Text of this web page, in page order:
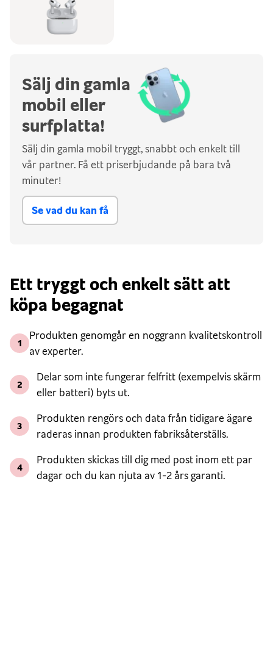
Sälj din gamla
mobil eller
surfplatta!
Sälj din gamla mobil tryggt, snabbt och enkelt till
vår partner. Få ett priserbjudande på bara två
minuter!
Se vad du kan få
Ett tryggt och enkelt sätt att
köpa begagnat
1
Produkten genomgår en noggrann kvalitetskontroll
av experter.
2
Delar som inte fungerar felfritt (exempelvis skärm
eller batteri) byts ut.
3
Produkten rengörs och data från tidigare ägare
raderas innan produkten fabriksåterställs.
4
Produkten skickas till dig med post inom ett par
dagar och du kan njuta av 1-2 års garanti.